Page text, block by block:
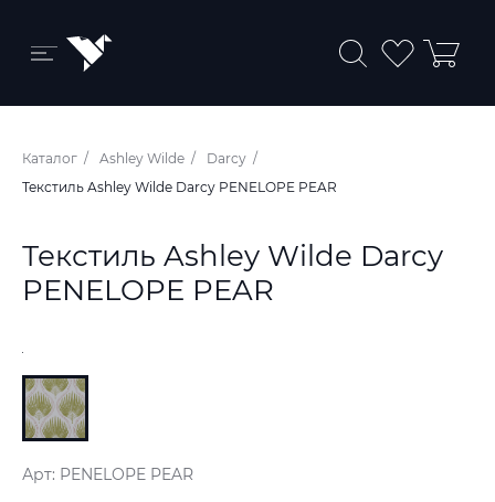
Бренды и коллекции
Ковры
Обои
Ткани
Каталог Ashley Wilde
Darcy
Текстиль Ashley Wilde Darcy PENELOPE PEAR
Текстиль Ashley Wilde Darcy
PENELOPE PEAR
Арт: PENELOPE PEAR